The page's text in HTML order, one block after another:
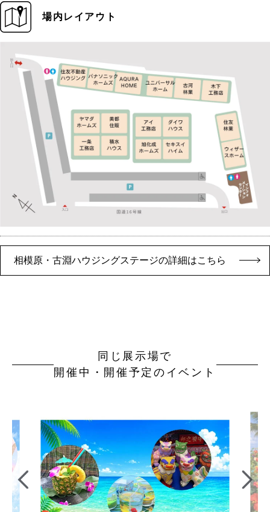
場内レイアウト
相模原・古淵ハウジングステージの詳細はこちら
同じ展示場で
開催中・開催予定のイベント